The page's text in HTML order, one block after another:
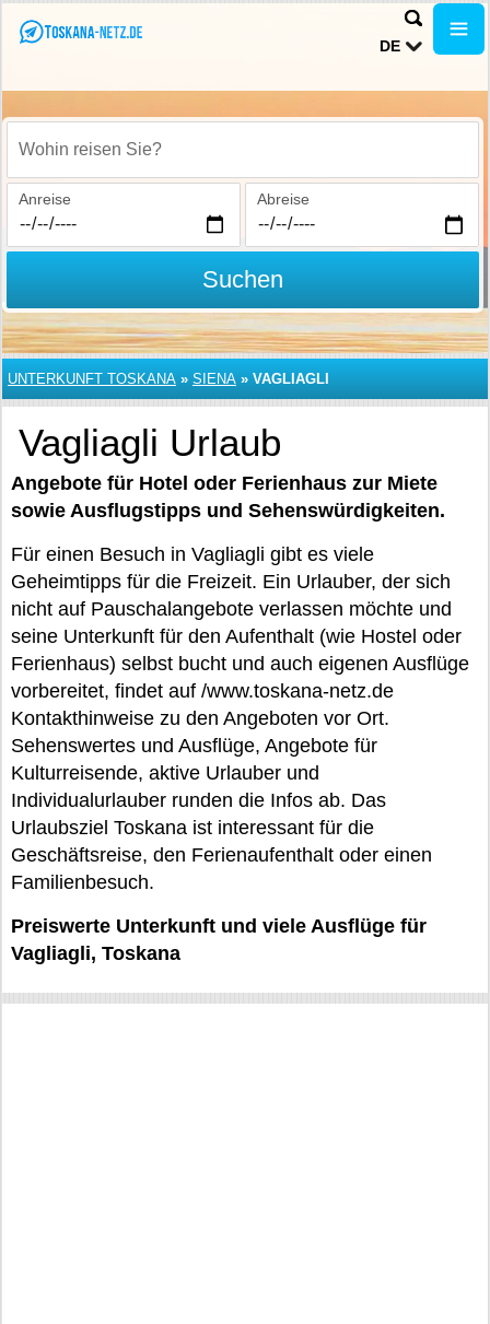
DE
Wohin reisen Sie?
Anreise Abreise
Suchen
UNTERKUNFT TOSKANA » SIENA » VAGLIAGLI
Vagliagli Urlaub
Angebote für Hotel oder Ferienhaus zur Miete
sowie Ausflugstipps und Sehenswürdigkeiten.
Für einen Besuch in Vagliagli gibt es viele
Geheimtipps für die Freizeit. Ein Urlauber, der sich
nicht auf Pauschalangebote verlassen möchte und
seine Unterkunft für den Aufenthalt (wie Hostel oder
Ferienhaus) selbst bucht und auch eigenen Ausflüge
vorbereitet, findet auf /www.toskana-netz.de
Kontakthinweise zu den Angeboten vor Ort.
Sehenswertes und Ausflüge, Angebote für
Kulturreisende, aktive Urlauber und
Individualurlauber runden die Infos ab. Das
Urlaubsziel Toskana ist interessant für die
Geschäftsreise, den Ferienaufenthalt oder einen
Familienbesuch.
Preiswerte Unterkunft und viele Ausflüge für
Vagliagli, Toskana